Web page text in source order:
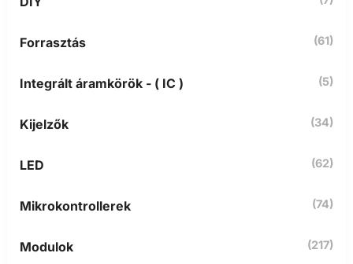
k
z
e
Forrasztás (61)
Integrált áramkörök - ( IC ) (5)
Kijelzők (34)
LED (62)
Mikrokontrollerek (74)
Modulok (217)